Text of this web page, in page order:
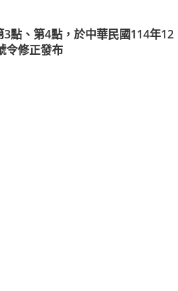
3點、第4點，於中華民國114年12
令修正發布